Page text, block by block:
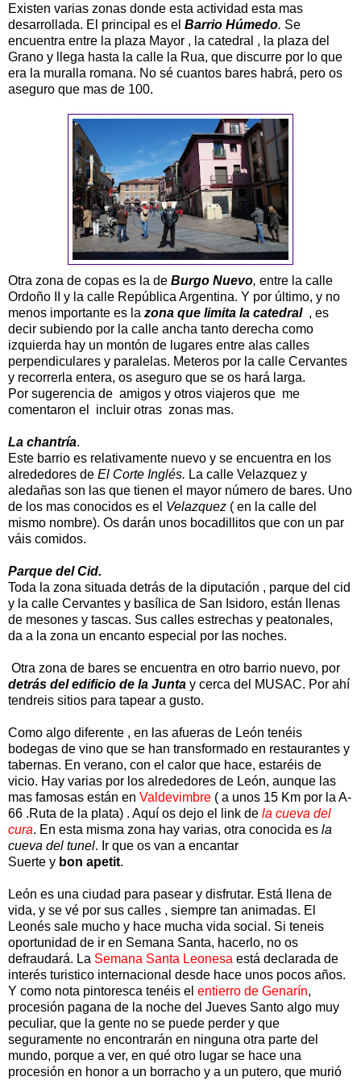
Existen varias zonas donde esta actividad esta mas
desarrollada. El principal es el Barrio Húmedo. Se
encuentra entre la plaza Mayor , la catedral , la plaza del
Grano y llega hasta la calle la Rua, que discurre por lo que
era la muralla romana. No sé cuantos bares habrá, pero os
aseguro que mas de 100.
Otra zona de copas es la de Burgo Nuevo, entre la calle
Ordoño II y la calle República Argentina. Y por último, y no
menos importante es la zona que limita la catedral, es
decir subiendo por la calle ancha tanto derecha como
izquierda hay un montón de lugares entre alas calles
perpendiculares y paralelas. Meteros por la calle Cervantes
y recorrerla entera, os aseguro que se os hará larga.
Por sugerencia de amigos y otros viajeros que me
comentaron el incluir otras zonas mas.
La chantría.
Este barrio es relativamente nuevo y se encuentra en los
alrededores de El Corte Inglés. La calle Velazquez y
aledañas son las que tienen el mayor número de bares. Uno
de los mas conocidos es el Velazquez ( en la calle del
mismo nombre). Os darán unos bocadillitos que con un par
váis comidos.
Parque del Cid.
Toda la zona situada detrás de la diputación , parque del cid
y la calle Cervantes y basílica de San Isidoro, están llenas
de mesones y tascas. Sus calles estrechas y peatonales,
da a la zona un encanto especial por las noches.
Otra zona de bares se encuentra en otro barrio nuevo, por
detrás del edificio de la Junta y cerca del MUSAC. Por ahí
tendreis sitios para tapear a gusto.
Como algo diferente , en las afueras de León tenéis
bodegas de vino que se han transformado en restaurantes y
tabernas. En verano, con el calor que hace, estaréis de
vicio. Hay varias por los alrededores de León, aunque las
mas famosas están en Valdevimbre ( a unos 15 Km por la A-
66 .Ruta de la plata) . Aquí os dejo el link de la cueva del
cura. En esta misma zona hay varias, otra conocida es la
cueva del tunel. Ir que os van a encantar
Suerte y bon apetit.
León es una ciudad para pasear y disfrutar. Está llena de
vida, y se vé por sus calles , siempre tan animadas. El
Leonés sale mucho y hace mucha vida social. Si teneis
oportunidad de ir en Semana Santa, hacerlo, no os
defraudará. La Semana Santa Leonesa está declarada de
interés turistico internacional desde hace unos pocos años.
Y como nota pintoresca tenéis el entierro de Genarín,
procesión pagana de la noche del Jueves Santo algo muy
peculiar, que la gente no se puede perder y que
seguramente no encontrarán en ninguna otra parte del
mundo, porque a ver, en qué otro lugar se hace una
procesión en honor a un borracho y a un putero, que murió